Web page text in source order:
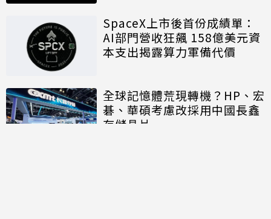
SpaceX上市後首份成績單：
AI部門營收狂飆 158億美元資
本支出揭露算力軍備代價
全球記憶體荒現轉機？HP、宏
碁、華碩考慮改採用中國長鑫
存儲晶片